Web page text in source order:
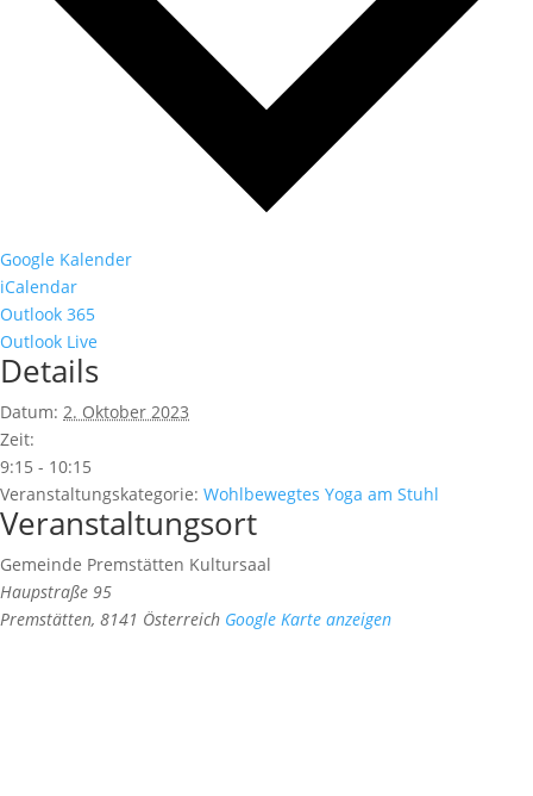
Google Kalender
iCalendar
Outlook 365
Outlook Live
Details
Datum: 2. Oktober 2023
Zeit:
9:15 - 10:15
Veranstaltungskategorie: Wohlbewegtes Yoga am Stuhl
Veranstaltungsort
Gemeinde Premstätten Kultursaal
Haupstraße 95
Premstätten, 8141 Österreich Google Karte anzeigen